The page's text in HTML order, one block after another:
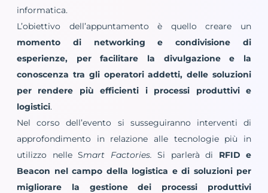
informatica.
L’obiettivo dell’appuntamento è quello creare un
momento di networking e condivisione di
esperienze, per facilitare la divulgazione e la
conoscenza tra gli operatori addetti, delle soluzioni
per rendere più efficienti i processi produttivi e
logistici.
Nel corso dell’evento si susseguiranno interventi di
approfondimento in relazione alle tecnologie più in
utilizzo nelle Smart Factories. Si parlerà di RFID e
Beacon nel campo della logistica e di soluzioni per
migliorare la gestione dei processi produttivi